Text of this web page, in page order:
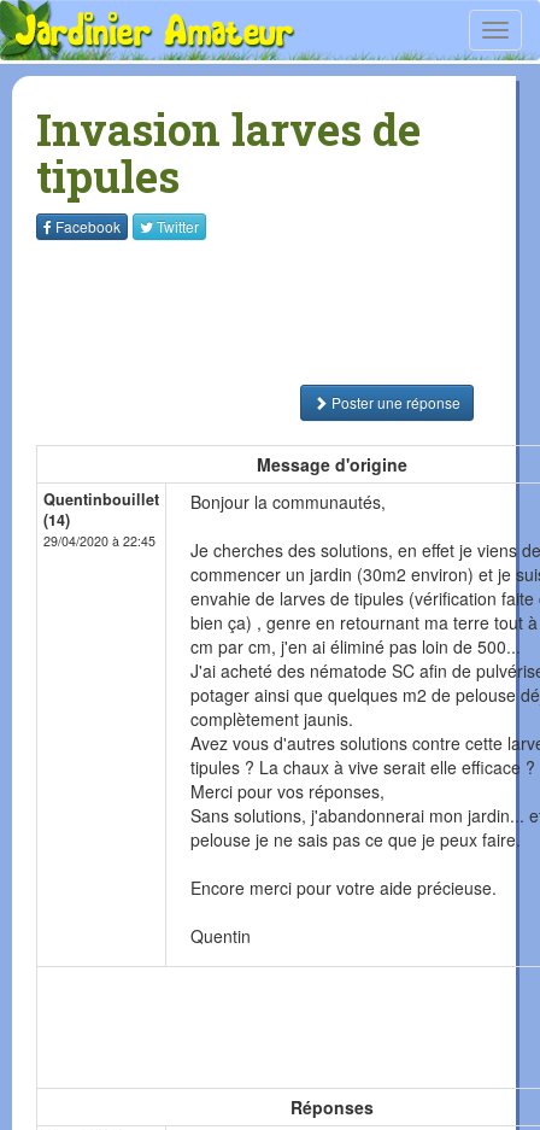
Invasion larves de
tipules
Facebook Twitter
Poster une réponse
Message d'origine
Quentinbouillet
(14)
29/04/2020 à 22:45
Bonjour la communautés,
Je cherches des solutions, en effet je viens de
commencer un jardin (30m2 environ) et je
envahie de larves de tipules (vérification faite
bien ça) , genre en retournant ma terre tout
cm par cm, j'en ai éliminé pas loin de 500...
J'ai acheté des nématode SC afin de
potager ainsi que quelques m2 de pelouse
complètement jaunis.
Avez vous d'autres solutions contre cette
tipules ? La chaux à vive serait elle efficace ?
Merci pour vos réponses,
Sans solutions, j'abandonnerai mon jardin...
pelouse je ne sais pas ce que je peux faire.
Encore merci pour votre aide précieuse.
Quentin
Réponses